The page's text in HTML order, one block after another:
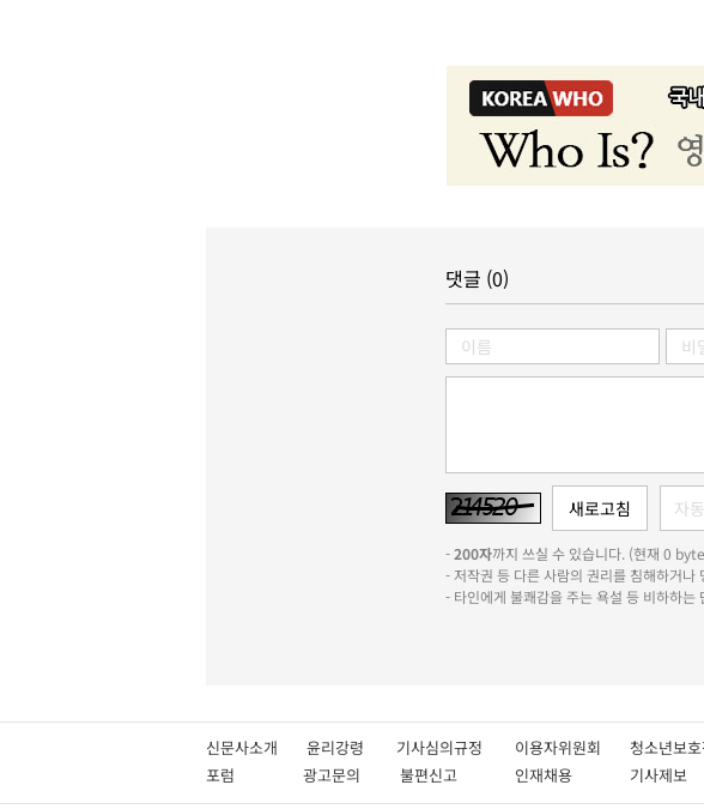
댓글 (0)
-200자까지 쓰실 수 있습니다. (현재 0
- 저작권 등 다른 사람의 권리를 침해하거나
- 타인에게 불쾌감을 주는 욕설 등 비하하
신문사소개 윤리강령 기사심의규정 이용자위원회 청소년보
포럼
광고문의 불편신고 인재채용 기사제